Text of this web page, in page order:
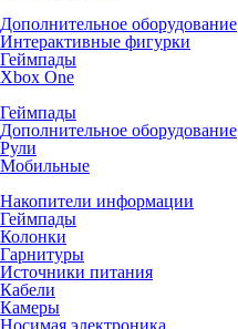
Дополнительное оборудование
Интерактивные фигурки
Геймпады
Xbox One
Геймпады
Дополнительное оборудование
Рули
Мобильные
Накопители информации
Геймпады
Колонки
Гарнитуры
Источники питания
Кабели
Камеры
Носимая электроника